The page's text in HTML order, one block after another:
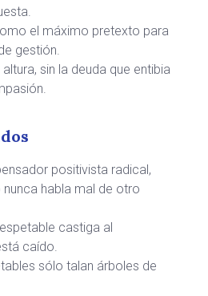
el máximo pretexto para
gestión.
sin la deuda que entibia
positivista radical,
nunca habla mal de otro
castiga al
caído.
sólo talan árboles de